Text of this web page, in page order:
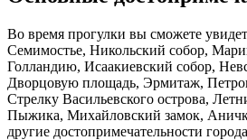
Во время прогулки вы сможете
Семимостье, Никольский собор,
Голландию, Исаакиевский собор,
Дворцовую площадь, Эрмитаж,
Стрелку Васильевского острова,
Пыжика, Михайловский замок,
другие достопримечательности